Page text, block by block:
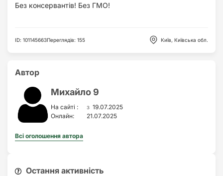
Без консервантів! Без ГМО!
ID: 101145663Переглядів: 155 Київ, Київська обл.
Автор
Михайло 9
На сайті : з 19.07.2025
Онлайн:
21.07.2025
Всі оголошення автора
Остання активність